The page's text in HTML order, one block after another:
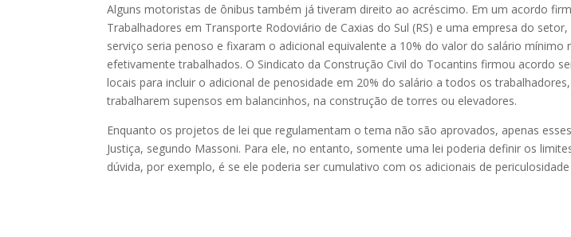
Alguns motoristas de ônibus também já tiveram direito ao acréscimo. Em um acordo
Trabalhadores em Transporte Rodoviário de Caxias do Sul (RS) e uma empresa do
serviço seria penoso e fixaram o adicional equivalente a 10% do valor do salário mínimo
efetivamente trabalhados. O Sindicato da Construção Civil do Tocantins firmou acordo
locais para incluir o adicional de penosidade em 20% do salário a todos os
trabalharem supensos em balancinhos, na construção de torres ou elevadores.
Enquanto os projetos de lei que regulamentam o tema não são aprovados, apenas
Justiça, segundo Massoni. Para ele, no entanto, somente uma lei poderia definir os
dúvida, por exemplo, é se ele poderia ser cumulativo com os adicionais de